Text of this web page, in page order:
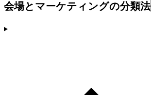
会場とマーケティングの分類法